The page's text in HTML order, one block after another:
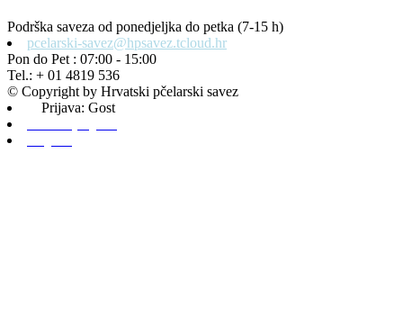
Podrška saveza od ponedjeljka do petka (7-15 h)
pcelarski-savez@hpsavez.tcloud.hr
Pon do Pet : 07:00 - 15:00
Tel.: + 01 4819 536
© Copyright by Hrvatski pčelarski savez
Prijava: Gost